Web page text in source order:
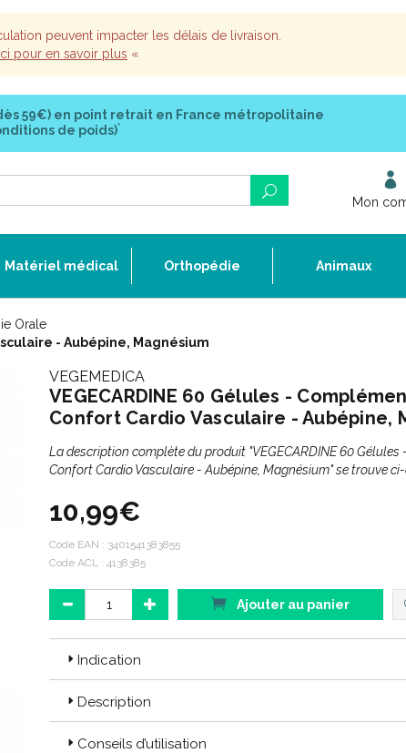
peuvent impacter les délais de livraison.
pour en savoir plus «
59€) en point retrait en France métropolitaine
de poids)*
Mon
Matériel médical Orthopédie Animaux
Orale
- Aubépine, Magnésium
VEGEMEDICA
VEGECARDINE 60 Gélules -
Confort Cardio Vasculaire - Aubépine,
La description complète du produit "VEGECARDINE 60
Confort Cardio Vasculaire - Aubépine, Magnésium" se trouve ci-
10,99€
Code EAN : 3401541383855
Code ACL : 4138385
Ajouter au panier
Indication
Description
Conseils d’utilisation